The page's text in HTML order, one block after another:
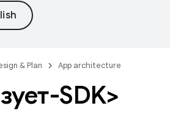
& Plan App architecture
SDK>